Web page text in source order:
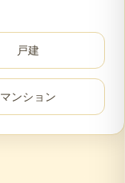
戸建
マンション